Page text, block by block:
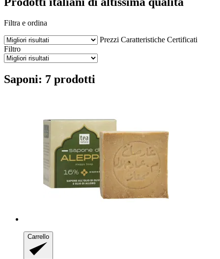
Filtra e ordina
Prezzi Caratteristiche Certificati
Filtro
Saponi: 7 prodotti
Carrello